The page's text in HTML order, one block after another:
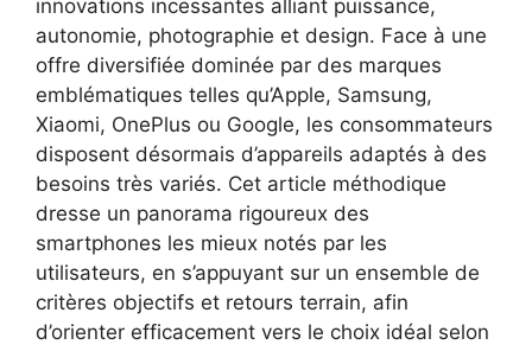
innovations incessantes alliant puissance,
autonomie, photographie et design. Face à une
offre diversifiée dominée par des marques
emblématiques telles qu’Apple, Samsung,
Xiaomi, OnePlus ou Google, les consommateurs
disposent désormais d’appareils adaptés à des
besoins très variés. Cet article méthodique
dresse un panorama rigoureux des
smartphones les mieux notés par les
utilisateurs, en s’appuyant sur un ensemble de
critères objectifs et retours terrain, afin
d’orienter efficacement vers le choix idéal selon